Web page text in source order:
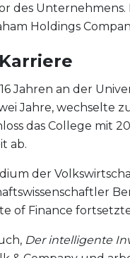
des
Holdings
Jahren an der
Jahre, wechselte
das College mit
ab.
der
of Finance
Der intelligente